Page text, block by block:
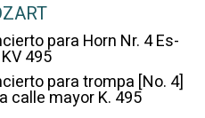
para Horn Nr. 4 Es-
495
para trompa [No. 4]
calle mayor K. 495